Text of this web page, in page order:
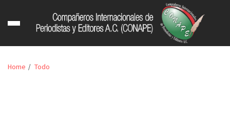
Home Todo